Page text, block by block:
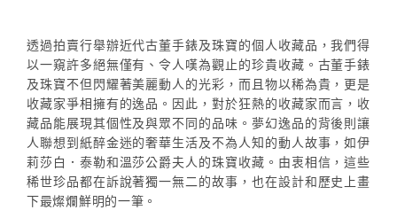
透過拍賣行舉辦近代古董手錶及珠寶的個人收藏品，我們得
以一窺許多絕無僅有、令人嘆為觀止的珍貴收藏。古董手錶
及珠寶不但閃耀著美麗動人的光彩，而且物以稀為貴，更是
收藏家爭相擁有的逸品。因此，對於狂熱的收藏家而言，收
藏品能展現其個性及與眾不同的品味。夢幻逸品的背後則讓
人聯想到紙醉金迷的奢華生活及不為人知的動人故事，如伊
莉莎白．泰勒和溫莎公爵夫人的珠寶收藏。由衷相信，這些
稀世珍品都在訴說著獨一無二的故事，也在設計和歷史上畫
下最燦爛鮮明的一筆。